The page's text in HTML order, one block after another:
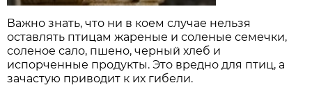
Важно знать, что ни в коем случае нельзя
оставлять птицам жареные и соленые семечки,
соленое сало, пшено, черный хлеб и
испорченные продукты. Это вредно для птиц, а
зачастую приводит к их гибели.